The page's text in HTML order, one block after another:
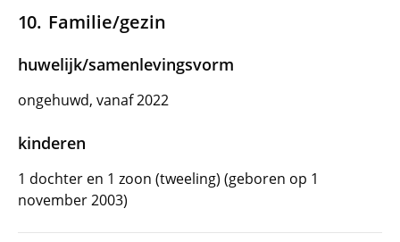
Familie/gezin
huwelijk/samenlevingsvorm
ongehuwd, vanaf 2022
kinderen
1 dochter en 1 zoon (tweeling) (geboren op 1
november 2003)